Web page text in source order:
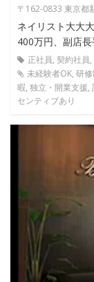
〒162-0833 東京都
ネイリスト大大
400万円、副店
正社員, 契約社員
未経験者OK, 研
暇, 独立・開業支援,
センティブあり